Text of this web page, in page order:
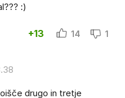
:)
+13 14 1
drugo in tretje